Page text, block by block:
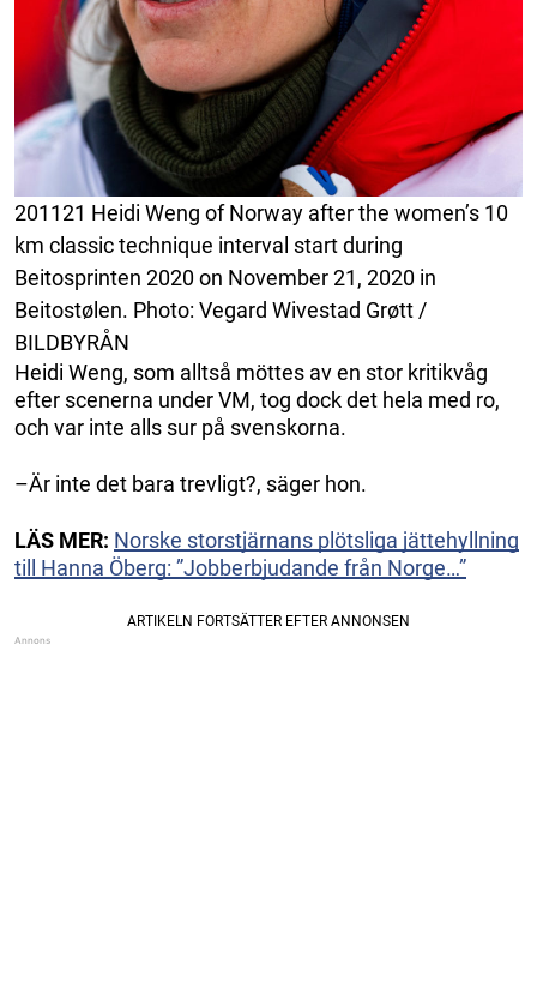
201121 Heidi Weng of Norway after the women’s 10
km classic technique interval start during
Beitosprinten 2020 on November 21, 2020 in
Beitostølen. Photo: Vegard Wivestad Grøtt /
BILDBYRÅN
Heidi Weng, som alltså möttes av en stor kritikvåg
efter scenerna under VM, tog dock det hela med ro,
och var inte alls sur på svenskorna.
–Är inte det bara trevligt?, säger hon.
LÄS MER: Norske storstjärnans plötsliga jättehyllning
till Hanna Öberg: ”Jobberbjudande från Norge…”